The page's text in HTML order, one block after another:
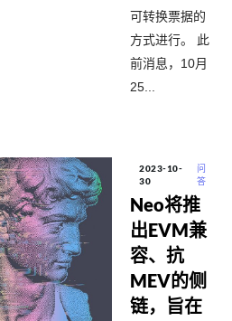
可转换票据的
方式进行。 此
前消息，10月
25...
2023-10-
30
问
答
Neo将推
出EVM兼
容、抗
MEV的侧
链，旨在